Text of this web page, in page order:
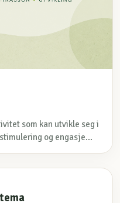
som kan utvikle seg i
og engasje...